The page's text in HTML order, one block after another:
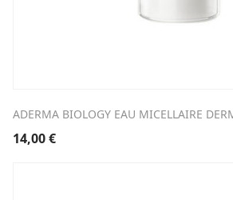
ADERMA BIOLOGY EAU MICELLAIRE
14,00€